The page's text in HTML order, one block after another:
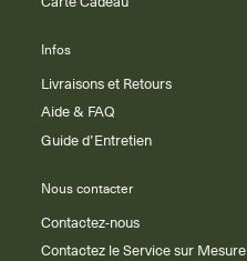
Infos
Livraisons et Retours
Aide & FAQ
Guide d’Entretien
Nous contacter
Contactez-nous
Contactez le Service sur Mesure